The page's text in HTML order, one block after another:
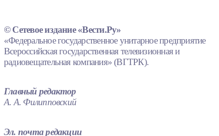
© Сетевое издание «Вести.Ру»
«Федеральное государственное унитарное предприятие
Всероссийская государственная телевизионная и
радиовещательная компания» (ВГТРК).
Главный редактор
А. А. Филипповский
Эл. почта редакции